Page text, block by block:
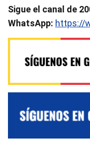
Sigue el canal de
WhatsApp: https://